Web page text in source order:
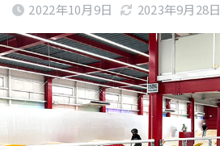
2022年10月9日 2023年9月28日